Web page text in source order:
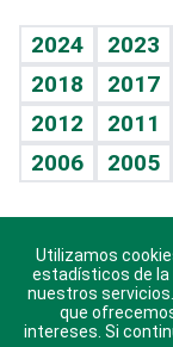
Vida y familia
Eñe
Celebrando la vida
Sin complejos
En pocas
Escuchando al
Economía
TBT Deportivo
Guía del dinero
Horóscopos
Crucigramas
2024 2023
2018
2017
2012
2011
2006
2005
Descarga
Utilizamos
estadísticos de la
nuestros
que
intereses. Si